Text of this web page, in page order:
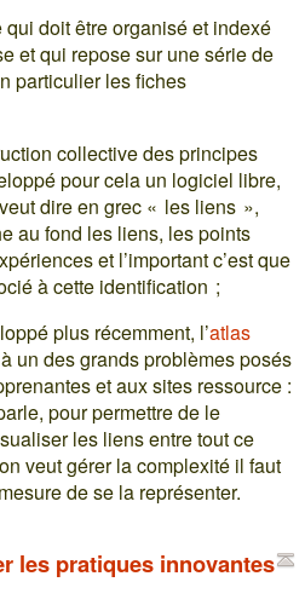
doit être organisé et indexé
et qui repose sur une série de
particulier les fiches
collective des principes
pour cela un logiciel libre,
dire en grec « les liens »,
au fond les liens, les points
et l’important c’est que
à cette identification ;
plus récemment, l’atlas
un des grands problèmes posés
et aux sites ressource :
pour permettre de le
les liens entre tout ce
veut gérer la complexité il faut
de se la représenter.
les pratiques innovantes